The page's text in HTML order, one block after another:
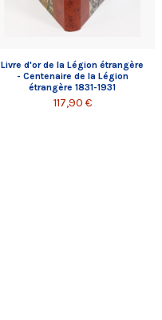
Livre d'or de la Légion étrangère
- Centenaire de la Légion
étrangère 1831-1931
117,90 €